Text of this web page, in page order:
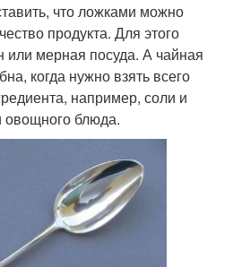
что ложками можно
продукта. Для этого
или мерная посуда. А чайная
когда нужно взять всего
например, соли и
овощного блюда.